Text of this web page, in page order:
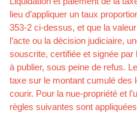
lieu d’appliquer un taux
353-2 ci-dessus, et que la
l’acte ou la décision judiciaire,
souscrite, certifiée et signée
à publier, sous peine de refus.
taxe sur le montant cumulé des
courir. Pour la nue-propriété et
règles suivantes sont